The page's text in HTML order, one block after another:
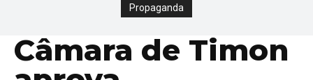
Propaganda
Câmara de Timon